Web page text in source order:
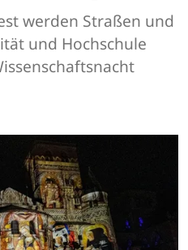
werden Straßen und
und Hochschule